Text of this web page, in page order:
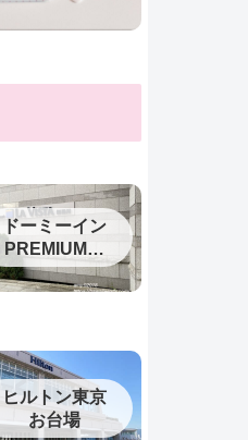
ドーミーイン
PREMIUM釧
路（旧ラビス
タ釧路川）
ヒルトン東京
お台場